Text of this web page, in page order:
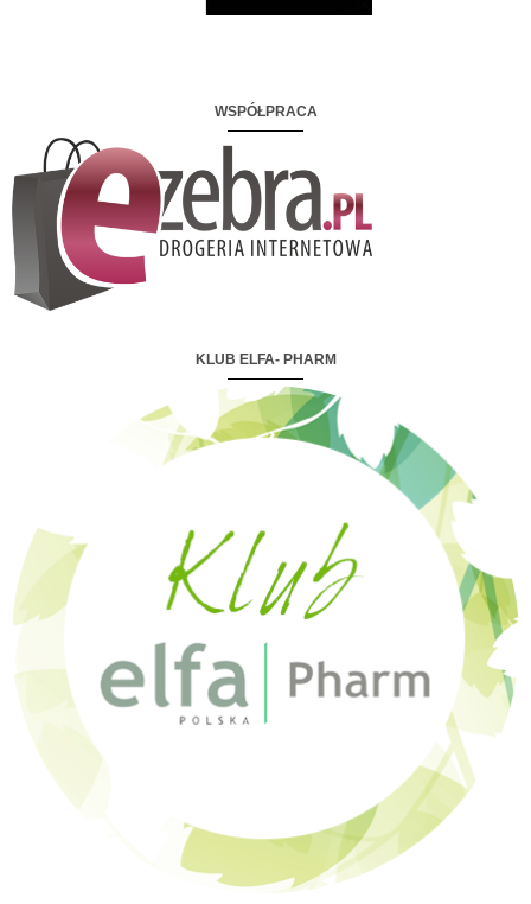
WSPÓŁPRACA
KLUB ELFA- PHARM